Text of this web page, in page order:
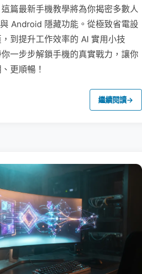
篇最新手機教學將為你揭密多數人
Android 隱藏功能。從極致省電設
到提升工作效率的 AI 實用小技
一步步解鎖手機的真實戰力，讓你
更順暢！
繼續閱讀→